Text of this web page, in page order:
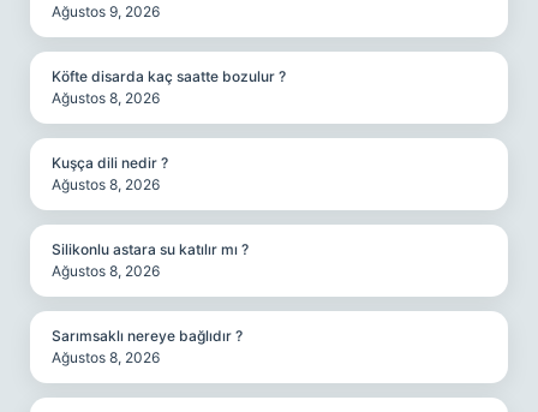
Ağustos 9, 2026
Köfte disarda kaç saatte bozulur ?
Ağustos 8, 2026
Kuşça dili nedir ?
Ağustos 8, 2026
Silikonlu astara su katılır mı ?
Ağustos 8, 2026
Sarımsaklı nereye bağlıdır ?
Ağustos 8, 2026